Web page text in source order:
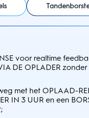
voor realtime
DE OPLADER
met het OPLAAD-
IN 3 UUR en een